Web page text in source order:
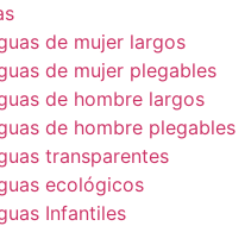
de mujer largos
de mujer plegables
de hombre largos
de hombre plegables
transparentes
ecológicos
Infantiles